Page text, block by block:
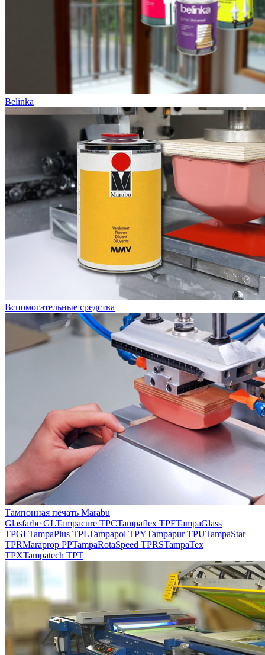
Belinka
Вспомогательные средства
Тампонная печать Marabu
Glasfarbe GLTampacure TPCTampaflex TPFTampaGlass
TPGLTampaPlus TPLTampapol TPYTampapur TPUTampaStar
TPRMaraprop PPTampaRotaSpeed TPRSTampaTex
TPXTampatech TPT